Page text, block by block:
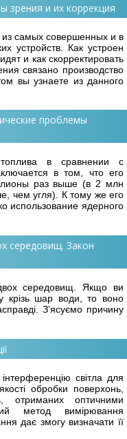
зрения и их коррекция
самых совершенных и в
устройств. Как устроен
и как скорректировать
связано производство
вы узнаете из данного
проблемы
в сравнении с
в том, что его
раз выше (в 2 млн
чем угля). К тому же его
использование ядерного
середовищ. Закон
середовищ. Якщо ви
крізь шар води, то воно
З’ясуємо причину
світла для
обробки поверхонь,
отриманих оптичними
метод вимірювання
дає змогу визначати її